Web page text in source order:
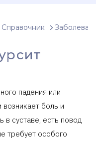
Справочник
падения или
возникает боль и
в суставе, есть повод
требует особого